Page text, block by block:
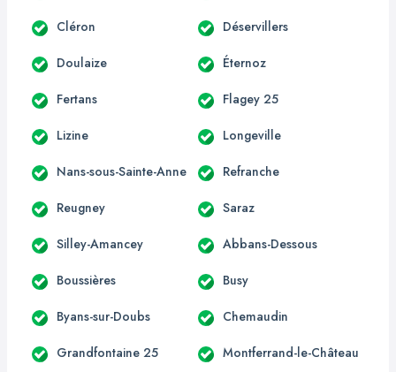
Cléron Déservillers
Doulaize Éternoz
Fertans Flagey 25
Lizine Longeville
Nans-sous-Sainte-Anne Refranche
Reugney Saraz
Silley-Amancey Abbans-Dessous
Boussières Busy
Byans-sur-Doubs Chemaudin
Grandfontaine 25 Montferrand-le-Château